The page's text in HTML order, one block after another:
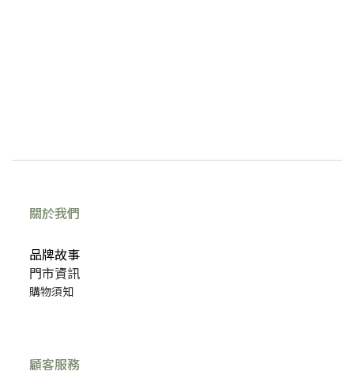
關於我們
品牌故事
門市資訊
購物須知
顧客服務